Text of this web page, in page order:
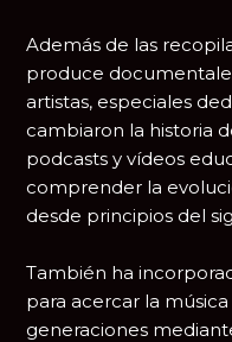
Además de las
produce
artistas, especiales
cambiaron la historia
podcasts y vídeos
comprender la
desde principios del
También ha
para acercar la
generaciones